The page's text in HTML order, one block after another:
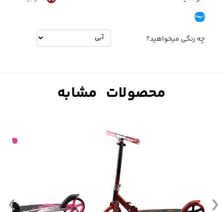
چه رنگی میخواهید؟